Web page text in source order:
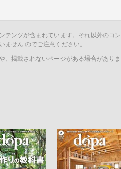
テンツが含まれています。それ以外のコン
ません のでご注意ください。
掲載されないページがある場合がありま